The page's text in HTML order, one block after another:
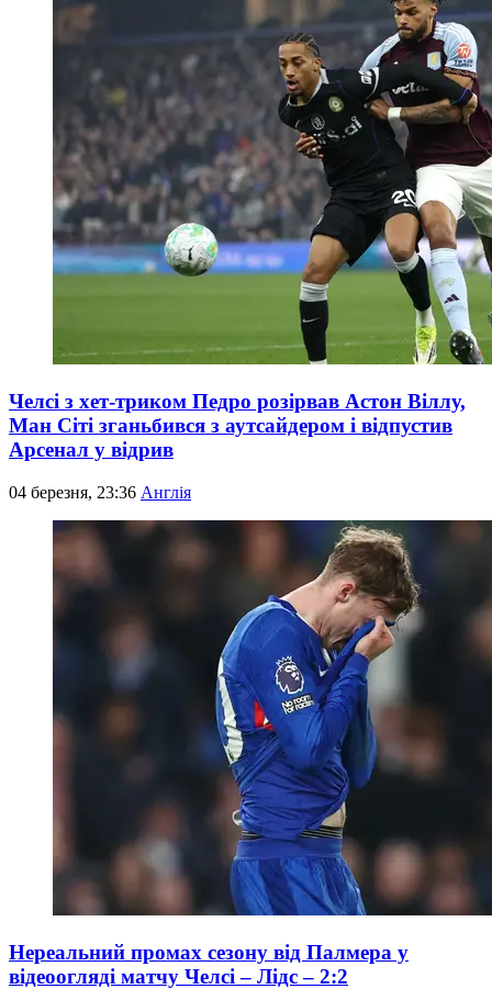
Челсі з хет-триком Педро розірвав Астон Віллу,
Ман Сіті зганьбився з аутсайдером і відпустив
Арсенал у відрив
04 березня, 23:36 Англія
Нереальний промах сезону від Палмера у
відеоогляді матчу Челсі – Лідс – 2:2